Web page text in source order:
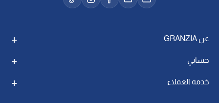
عن GRANZIA
حسابي
خدمه العملاء